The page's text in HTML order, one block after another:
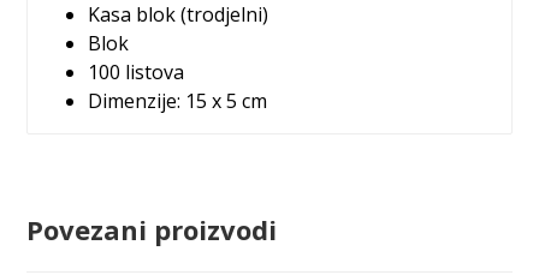
Kasa blok (trodjelni)
Blok
100 listova
Dimenzije: 15 x 5 cm
Povezani proizvodi